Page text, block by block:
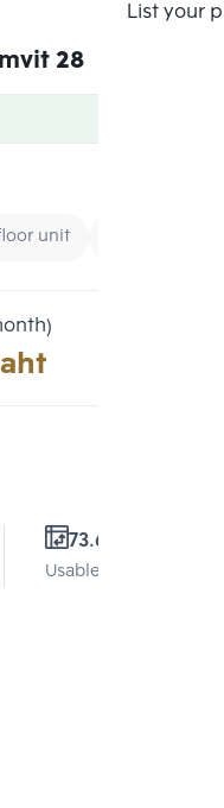
List your
28
unit
73.6 Sq.m.
Usable area